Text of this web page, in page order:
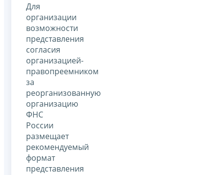
Для
организации
возможности
представления
согласия
организацией-
правопреемником
за
реорганизованную
организацию
ФНС
России
размещает
рекомендуемый
формат
представления